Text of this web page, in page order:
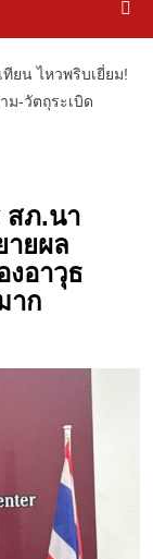
ยน ไหวพริบเยี่ยม!
ม-วัตถุระเบิด
สภ.นา
ายผล
อาวุธ
าก